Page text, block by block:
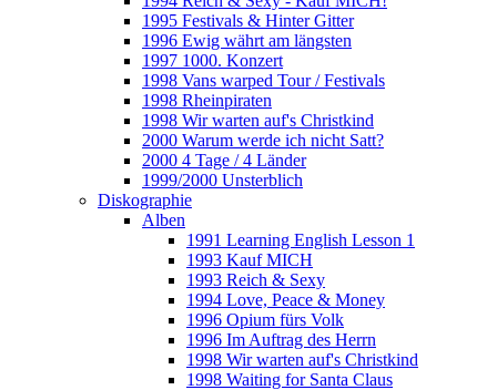
1995 Festivals & Hinter Gitter
1996 Ewig währt am längsten
1997 1000. Konzert
1998 Vans warped Tour / Festivals
1998 Rheinpiraten
1998 Wir warten auf's Christkind
2000 Warum werde ich nicht Satt?
2000 4 Tage / 4 Länder
1999/2000 Unsterblich
Diskographie
Alben
1991 Learning English Lesson 1
1993 Kauf MICH
1993 Reich & Sexy
1994 Love, Peace & Money
1996 Opium fürs Volk
1996 Im Auftrag des Herrn
1998 Wir warten auf's Christkind
1998 Waiting for Santa Claus